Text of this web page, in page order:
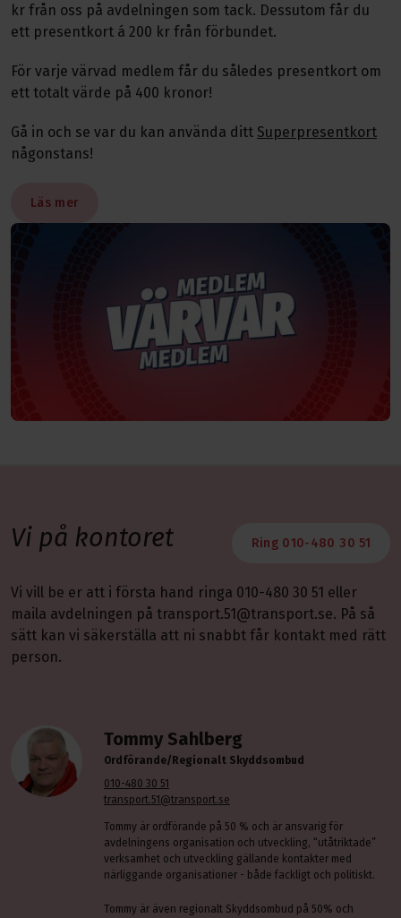
kr från oss på avdelningen som tack. Dessutom får du
ett presentkort á 200 kr från förbundet.
För varje värvad medlem får du således presentkort om
ett totalt värde på 400 kronor!
Gå in och se var du kan använda ditt Superpresentkort
någonstans!
Läs mer
Vi på kontoret Ring 010-480 30 51
Vi vill be er att i första hand ringa 010-480 30 51 eller
maila avdelningen på transport.51@transport.se. På så
sätt kan vi säkerställa att ni snabbt får kontakt med rätt
person.
Tommy Sahlberg
Ordförande/Regionalt Skyddsombud
010-480 30 51
transport.51@transport.se
Tommy är ordförande på 50 % och är ansvarig för
avdelningens organisation och utveckling, “utåtriktade”
verksamhet och utveckling gällande kontakter med
närliggande organisationer - både fackligt och politiskt.
Tommy är även regionalt Skyddsombud på 50% och